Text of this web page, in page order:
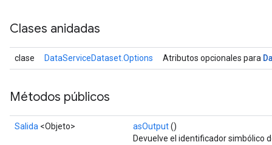
Clases anidadas
clase DataServiceDataset.Options Atributos opcionales para
Métodos públicos
Salida <Objeto> asOutput()
Devuelve el identificador simbólico